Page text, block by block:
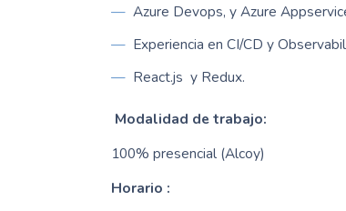
Azure Devops, y Azure
Experiencia en CI/CD y
React.js y Redux.
Modalidad de trabajo:
100% presencial (Alcoy)
Horario :